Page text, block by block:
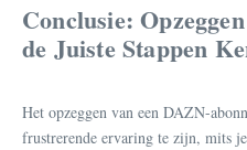
Conclusie:
de Juiste Stappen
Het opzeggen van een DAZN-
frustrerende ervaring te zijn, mits